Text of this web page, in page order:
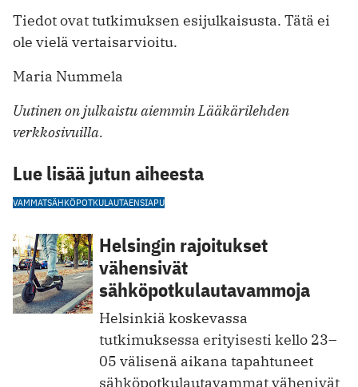
Tiedot ovat tutkimuksen esijulkaisusta. Tätä ei
ole vielä vertaisarvioitu.
Maria Nummela
Uutinen on julkaistu aiemmin Lääkärilehden
verkkosivuilla.
Lue lisää jutun aiheesta
VAMMATSÄHKÖPOTKULAUTAENSIAPU
Helsingin rajoitukset
vähensivät
sähköpotkulautavammoja
Helsinkiä koskevassa
tutkimuksessa erityisesti kello 23–
05 välisenä aikana tapahtuneet
sähköpotkulautavammat vähenivät